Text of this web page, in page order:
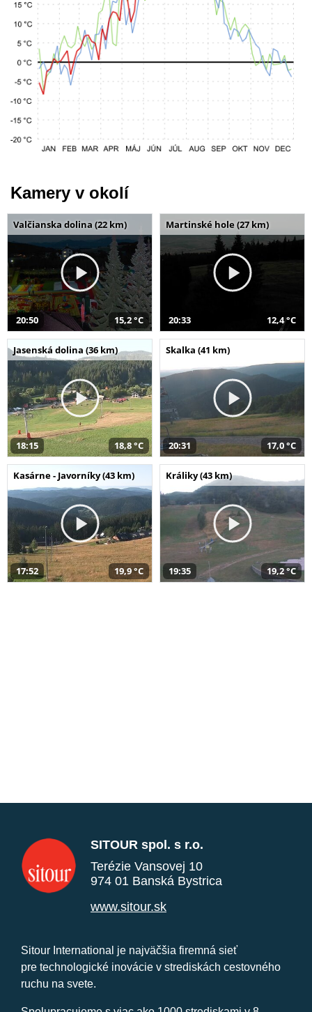
Kamery v okolí
Valčianska dolina (22 km)
20:50 15,2 °C
Martinské hole (27 km)
20:33 12,4 °C
Jasenská dolina (36 km)
18:15 18,8 °C
Skalka (41 km)
20:31 17,0 °C
Kasárne - Javorníky (43 km)
17:52 19,9 °C
Králiky (43 km)
19:35 19,2 °C
SITOUR spol. s r.o.
Terézie Vansovej 10
974 01 Banská Bystrica
www.sitour.sk
Sitour International je najväčšia firemná sieť
pre technologické inovácie v strediskách cestovného
ruchu na svete.